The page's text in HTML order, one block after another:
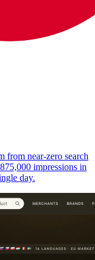
near-zero search
impressions in
day.